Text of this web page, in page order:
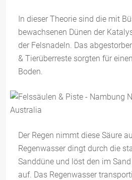
In dieser Theorie sind die mit
bewachsenen Dünen der
der Felsnadeln. Das
& Tierüberreste sorgten für
Boden.
Der Regen nimmt diese Säure
Regenwasser dingt durch die
Sanddüne und löst den im
auf. Das Regenwasser